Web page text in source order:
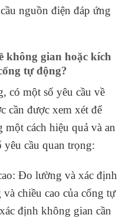
nguồn điện đáp ứng
không gian hoặc kích
tự động?
có một số yêu cầu về
cần được xem xét để
cách hiệu quả và an
cầu quan trọng:
Đo lường và xác định
chiều cao của cổng tự
định không gian cần